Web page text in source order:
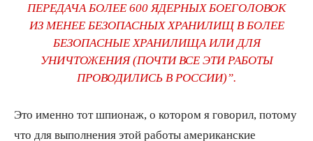
ПЕРЕДАЧА БОЛЕЕ 600 ЯДЕРНЫХ БОЕГОЛОВОК
ИЗ МЕНЕЕ БЕЗОПАСНЫХ ХРАНИЛИЩ В БОЛЕЕ
БЕЗОПАСНЫЕ ХРАНИЛИЩА ИЛИ ДЛЯ
УНИЧТОЖЕНИЯ (ПОЧТИ ВСЕ ЭТИ РАБОТЫ
ПРОВОДИЛИСЬ В РОССИИ)”.
Это именно тот шпионаж, о котором я говорил, потому
что для выполнения этой работы американские